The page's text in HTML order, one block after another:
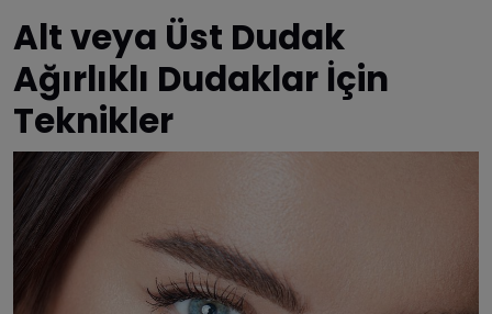
Alt veya Üst Dudak
Ağırlıklı Dudaklar İçin
Teknikler